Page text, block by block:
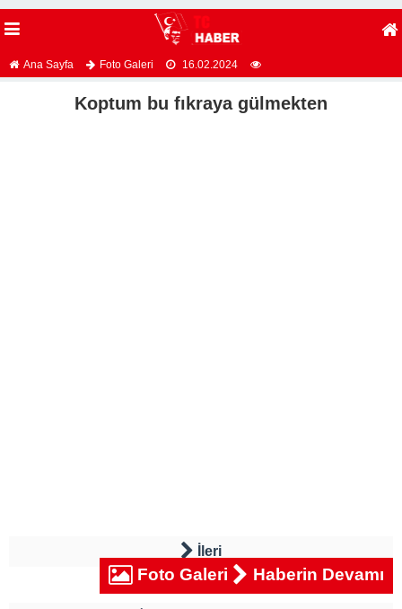
Ana Sayfa Foto Galeri 16.02.2024
Koptum bu fıkraya gülmekten
İleri
Foto Galeri Haberin Devamı